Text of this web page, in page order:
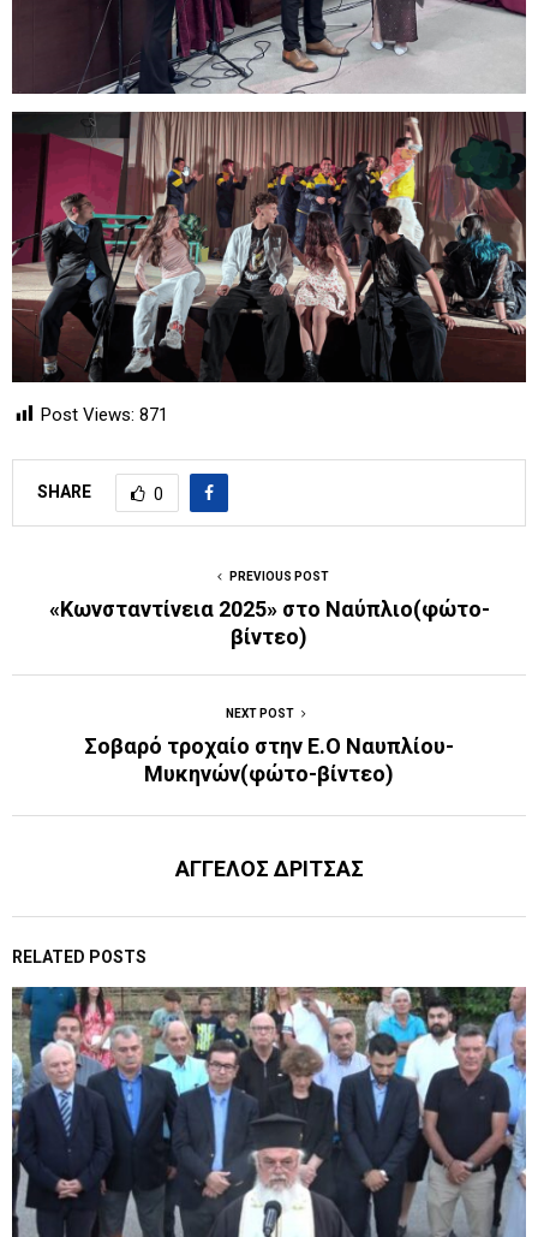
Post Views: 871
SHARE 0
PREVIOUS POST
«Κωνσταντίνεια 2025» στο Ναύπλιο(φώτο-
βίντεο)
NEXT POST
Σοβαρό τροχαίο στην Ε.Ο Ναυπλίου-
Μυκηνών(φώτο-βίντεο)
ΑΓΓΕΛΟΣ ΔΡΙΤΣΑΣ
RELATED POSTS